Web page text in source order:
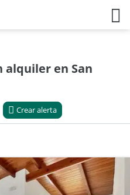
alquiler en San
Crear alerta